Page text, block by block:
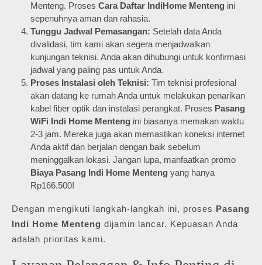
Menteng. Proses Cara Daftar IndiHome Menteng ini
sepenuhnya aman dan rahasia.
Tunggu Jadwal Pemasangan: Setelah data Anda
divalidasi, tim kami akan segera menjadwalkan
kunjungan teknisi. Anda akan dihubungi untuk konfirmasi
jadwal yang paling pas untuk Anda.
Proses Instalasi oleh Teknisi: Tim teknisi profesional
akan datang ke rumah Anda untuk melakukan penarikan
kabel fiber optik dan instalasi perangkat. Proses Pasang
WiFi Indi Home Menteng ini biasanya memakan waktu
2-3 jam. Mereka juga akan memastikan koneksi internet
Anda aktif dan berjalan dengan baik sebelum
meninggalkan lokasi. Jangan lupa, manfaatkan promo
Biaya Pasang Indi Home Menteng yang hanya
Rp166.500!
Dengan mengikuti langkah-langkah ini, proses Pasang
Indi Home Menteng dijamin lancar. Kepuasan Anda
adalah prioritas kami.